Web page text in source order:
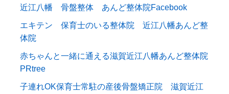
近江八幡 骨盤整体 あんど整体院Facebook
エキテン 保育士のいる整体院 近江八幡あんど整
体院
赤ちゃんと一緒に通える滋賀近江八幡あんど整体院
PRtree
子連れOK保育士常駐の産後骨盤矯正院 滋賀近江